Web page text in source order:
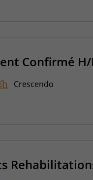
Confirmé H/
Crescendo